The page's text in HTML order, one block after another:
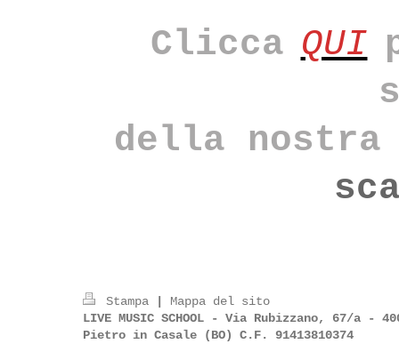
Clicca QUI
della nostra
Stampa
Mappa del sito
LIVE MUSIC SCHOOL - Via Rubizzano, 67/a -
Pietro in Casale (BO) C.F. 91413810374